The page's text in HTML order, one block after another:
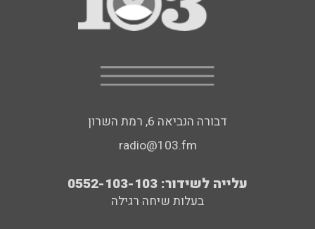
דבורה הנביאה 6, רמת השרון
radio@103.fm
עלייה לשידור: 0552-103-103
בעלות שיחה רגילה